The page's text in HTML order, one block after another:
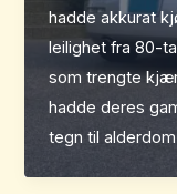
hadde akkurat
leilighet fra 80-
som trengte
hadde deres
tegn til